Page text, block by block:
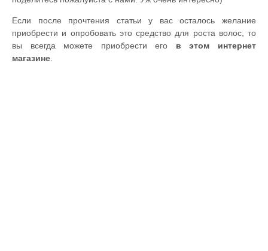
Если после прочтения статьи у вас осталось желание
приобрести и опробовать это средство для роста волос, то
вы всегда можете приобрести его в этом интернет
магазине